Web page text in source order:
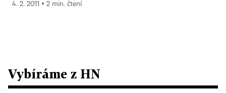
4. 2. 2011 ▪ 2 min. čtení
Vybíráme z HN